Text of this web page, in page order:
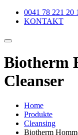
0041 78 221 20
KONTAKT
Biotherm
Cleanser
Home
Produkte
Cleansing
Biotherm